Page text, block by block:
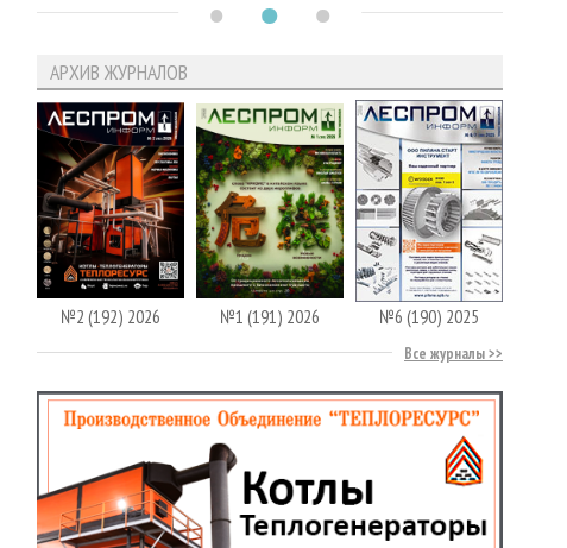
АРХИВ ЖУРНАЛОВ
№2 (192) 2026 №1 (191) 2026 №6 (190) 2025
Все журналы